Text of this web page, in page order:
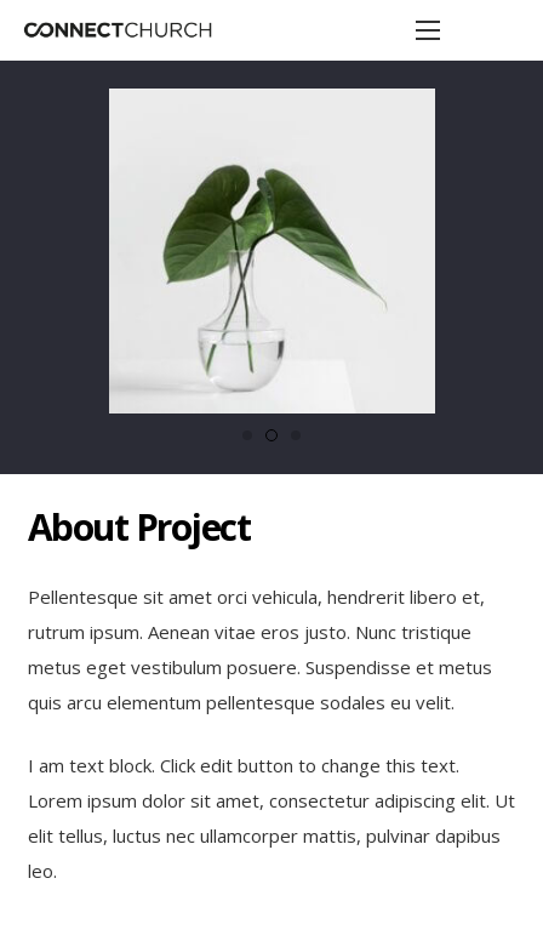
About Project
Pellentesque sit amet orci vehicula, hendrerit libero et,
rutrum ipsum. Aenean vitae eros justo. Nunc tristique
metus eget vestibulum posuere. Suspendisse et metus
quis arcu elementum pellentesque sodales eu velit.
I am text block. Click edit button to change this text.
Lorem ipsum dolor sit amet, consectetur adipiscing elit. Ut
elit tellus, luctus nec ullamcorper mattis, pulvinar dapibus
leo.